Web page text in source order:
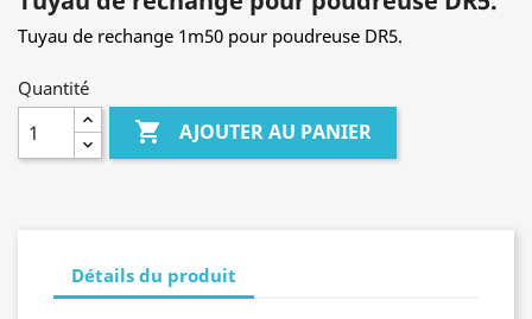
Tuyau de rechange 1m50 pour poudreuse DR5.
Quantité
 AJOUTER AU PANIER
Détails du produit